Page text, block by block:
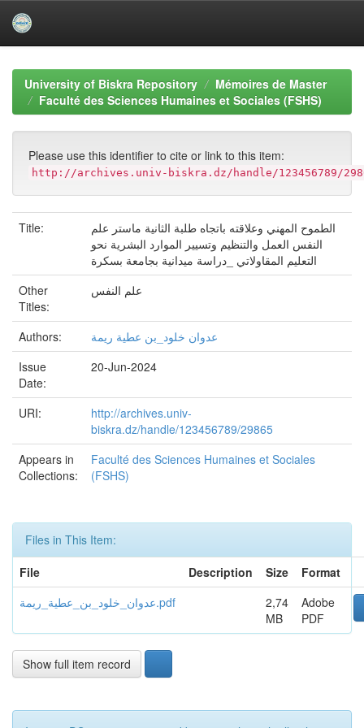
navigationUniversity of Biskra Repository
Mémoires de Master
Faculté des Sciences Humaines et Sociales (FSHS)
Please use this identifier to cite or link to this item:
http://archives.univ-biskra.dz/handle/123456789/
Title:
الطموح المهني وعلاقته باتجاه طلبة الثانية ماستر علم
النفس العمل والتنظيم وتسيير الموارد البشرية نحو
التعليم المقاولاتي _دراسة ميدانية بجامعة بسكرة
Other
Titles:
علم النفس
Authors:
عدوان خلود_بن عطية ريمة
Issue
Date:
20-Jun-2024
URI:
http://archives.univ-
biskra.dz/handle/123456789/29865
Appears in
Collections:
Faculté des Sciences Humaines et Sociales
(FSHS)
Files in This Item:
File
Description Size
Format
عدوان_خلود_بن_عطية_ريمة.pdf
2,74
MB
Adobe
PDF
Show full item record